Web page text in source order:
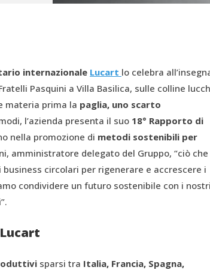
internazionale Lucart lo celebra
Pasquini a Villa Basilica, sulle colline
materia prima la paglia, uno scarto
l’azienda presenta il suo 18° Rapporto di
nella promozione di metodi sostenibili per
amministratore delegato del Gruppo, “ciò che
circolari per rigenerare e accrescere i
condividere un futuro sostenibile con i nostri
sparsi tra Italia, Francia, Spagna,